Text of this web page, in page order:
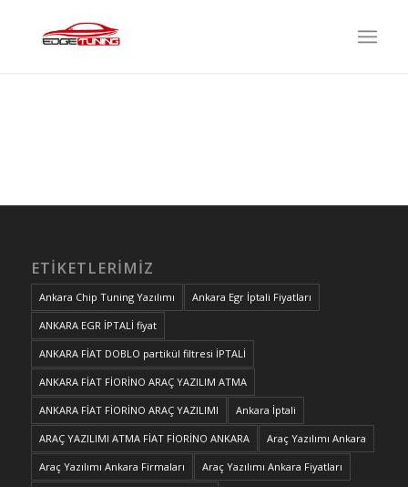
ETIKETLERIMIZ
Ankara Chip Tuning Yazılımı Ankara Egr İptali Fiyatları
ANKARA EGR İPTALİ fiyat
ANKARA FİAT DOBLO partikül filtresi İPTALİ
ANKARA FİAT FİORİNO ARAÇ YAZILIM ATMA
ANKARA FİAT FİORİNO ARAÇ YAZILIMI Ankara İptali
ARAÇ YAZILIMI ATMA FİAT FİORİNO ANKARA Araç Yazılımı Ankara
Araç Yazılımı Ankara Firmaları Araç Yazılımı Ankara Fiyatları